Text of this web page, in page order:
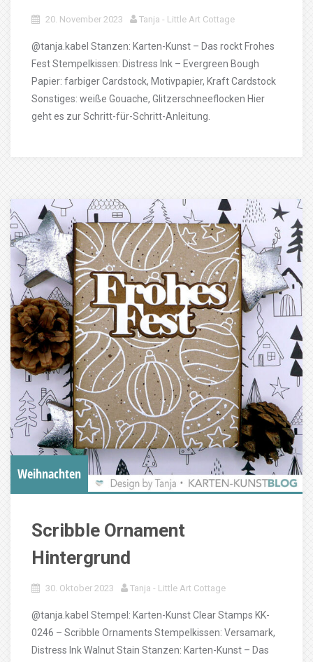
20. November 2023 Tanja - Little Art Cottage
@tanja.kabel Stanzen: Karten-Kunst – Das rockt Frohes
Fest Stempelkissen: Distress Ink – Evergreen Bough
Papier: farbiger Cardstock, Motivpapier, Kraft Cardstock
Sonstiges: weiße Gouache, Glitzerschneeflocken Hier
geht es zur Schritt-für-Schritt-Anleitung.
Weihnachten
Scribble Ornament
Hintergrund
30. Oktober 2023 Tanja - Little Art Cottage
@tanja.kabel Stempel: Karten-Kunst Clear Stamps KK-
0246 – Scribble Ornaments Stempelkissen: Versamark,
Distress Ink Walnut Stain Stanzen: Karten-Kunst – Das